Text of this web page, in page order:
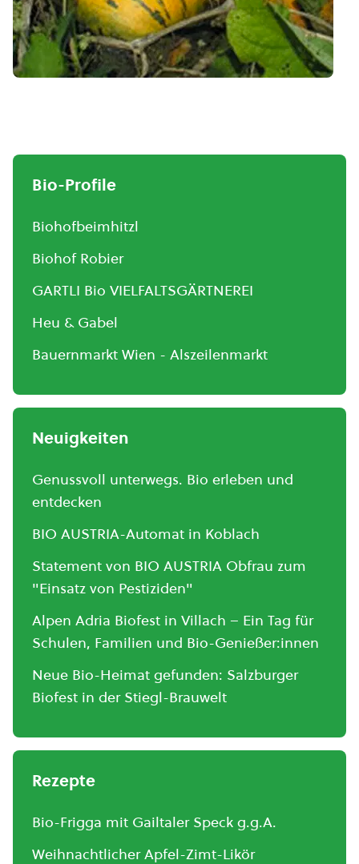
Bio-Profile
Biohofbeimhitzl
Biohof Robier
GARTLI Bio VIELFALTSGÄRTNEREI
Heu & Gabel
Bauernmarkt Wien - Alszeilenmarkt
Neuigkeiten
Genussvoll unterwegs. Bio erleben und
entdecken
BIO AUSTRIA-Automat in Koblach
Statement von BIO AUSTRIA Obfrau zum
"Einsatz von Pestiziden"
Alpen Adria Biofest in Villach – Ein Tag für
Schulen, Familien und Bio-Genießer:innen
Neue Bio-Heimat gefunden: Salzburger
Biofest in der Stiegl-Brauwelt
Rezepte
Bio-Frigga mit Gailtaler Speck g.g.A.
Weihnachtlicher Apfel-Zimt-Likör